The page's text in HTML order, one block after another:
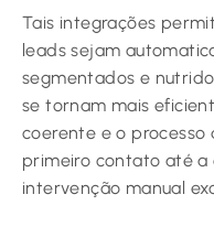
Tais integrações
leads sejam
segmentados e
se tornam mais
coerente e o
primeiro contato até a
intervenção manual